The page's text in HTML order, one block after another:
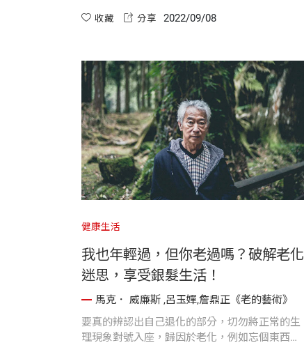
收藏 分享 2022/09/08
健康生活
我也年輕過，但你老過嗎？破解老化
迷思，享受銀髮生活！
馬克． 威廉斯 ,呂玉嬋,詹鼎正《老的藝術》
要真的辨認出自己退化的部分，切勿將正常的生
理現象對號入座，歸因於老化，例如忘個東西，